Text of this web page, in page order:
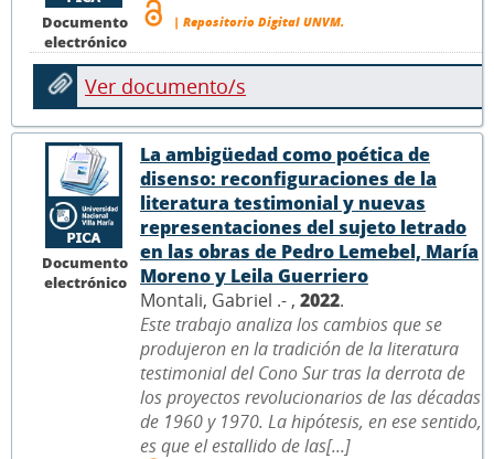
Documento
electrónico
| Repositorio Digital UNVM.
Ver documento/s
Documento
electrónico
La ambigüedad como poética de
disenso: reconfiguraciones de la
literatura testimonial y nuevas
representaciones del sujeto letrado
en las obras de Pedro Lemebel, María
Moreno y Leila Guerriero
Montali, Gabriel .- , 2022.
Este trabajo analiza los cambios que se
produjeron en la tradición de la literatura
testimonial del Cono Sur tras la derrota de
los proyectos revolucionarios de las décadas
de 1960 y 1970. La hipótesis, en ese sentido,
es que el estallido de las[...]